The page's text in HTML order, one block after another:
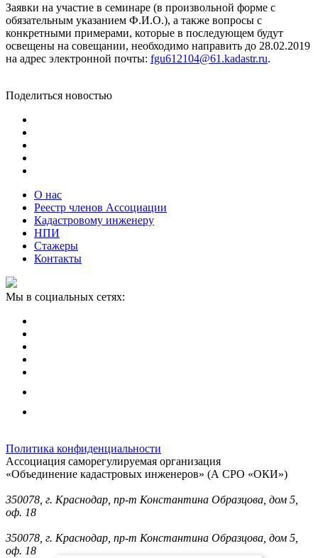
Заявки на участие в семинаре (в произвольной форме с
обязательным указанием Ф.И.О.), а также вопросы с
конкретными примерами, которые в последующем будут
освещены на совещании, необходимо направить до 28.02.2019
на адрес электронной почты: fgu612104@61.kadastr.ru.
Поделиться новостью
О нас
Реестр членов Ассоциации
Кадастровому инженеру
НПИ
Стажеры
Контакты
Мы в социальных сетях:
Политика конфиденциальности
Ассоциация саморегулируемая организация
«Объединение кадастровых инженеров» (А СРО «ОКИ»)
350078, г. Краснодар, пр-т Константина Образцова, дом 5,
оф. 18
350078, г. Краснодар, пр-т Константина Образцова, дом 5,
оф. 18